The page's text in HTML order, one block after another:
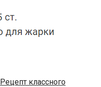
Рецепт классного